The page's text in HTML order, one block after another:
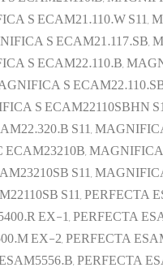
S ECAM21.110.W S11,
S ECAM21.117.SB,
S ECAM22.110.B,
S
S ECAM22110SBHN
S11,
S11,
S11, PERFECTA
EX-1, PERFECTA
EX-2, PERFECTA
PERFECTA